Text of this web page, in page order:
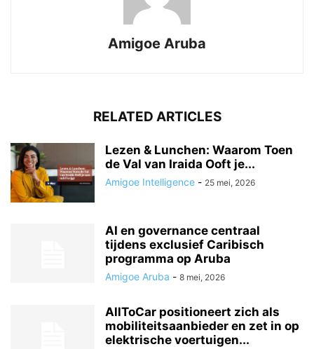
Amigoe Aruba
RELATED ARTICLES
Lezen & Lunchen: Waarom Toen
de Val van Iraida Ooft je...
Amigoe Intelligence - 25 mei, 2026
AI en governance centraal
tijdens exclusief Caribisch
programma op Aruba
Amigoe Aruba - 8 mei, 2026
AllToCar positioneert zich als
mobiliteitsaanbieder en zet in op
elektrische voertuigen...